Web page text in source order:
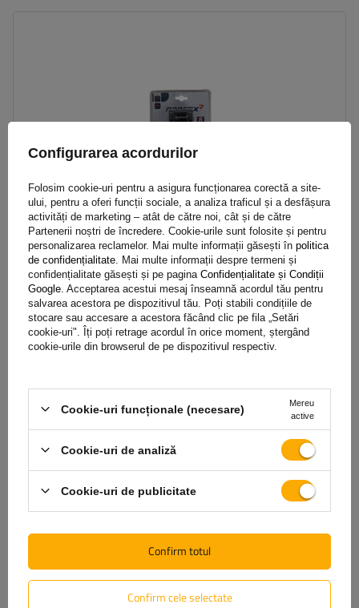
Lacăt pliabil pentru bicicletă 85 cm cu mâner PROFEX 81640
112,19 RON
Adaugă
în coș
Caracteristici suplimentare:
podświetlany zamek
Configurarea acordurilor
Folosim cookie-uri pentru a asigura funcționarea corectă a site-
ului, pentru a oferi funcții sociale, a analiza traficul și a desfășura
activități de marketing – atât de către noi, cât și de către
Partenerii noștri de încredere. Cookie-urile sunt folosite și pentru
personalizarea reclamelor. Mai multe informații găsești în politica
de confidențialitate . Mai multe informații despre termeni și
confidențialitate găsești și pe pagina Confidențialitate și Condiții
Google . Acceptarea acestui mesaj înseamnă acordul tău pentru
salvarea acestora pe dispozitivul tău. Poți stabili condițiile de
stocare sau accesare a acestora făcând clic pe fila „Setări
cookie-uri". Îți poți retrage acordul în orice moment, ștergând
cookie-urile din browserul de pe dispozitivul respectiv.
Cookie-uri funcționale (necesare)
Mereu
active
Cookie-uri de analiză
Cookie-uri de publicitate
Confirm cele selectate
Confirm totul